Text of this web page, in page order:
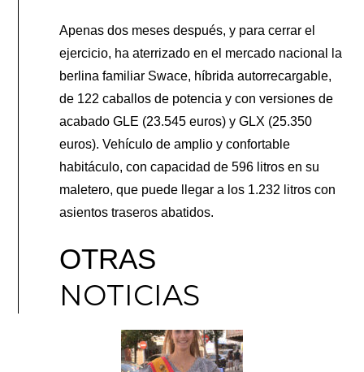
Apenas dos meses después, y para cerrar el
ejercicio, ha aterrizado en el mercado nacional la
berlina familiar Swace, híbrida autorrecargable,
de 122 caballos de potencia y con versiones de
acabado GLE (23.545 euros) y GLX (25.350
euros). Vehículo de amplio y confortable
habitáculo, con capacidad de 596 litros en su
maletero, que puede llegar a los 1.232 litros con
asientos traseros abatidos.
OTRAS
NOTICIAS